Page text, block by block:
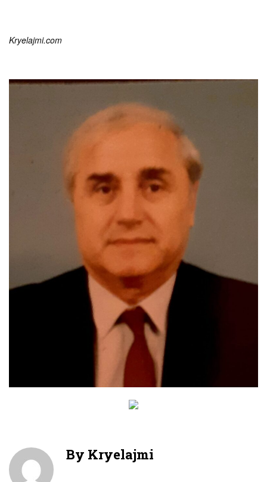
Kryelajmi.com
By Kryelajmi